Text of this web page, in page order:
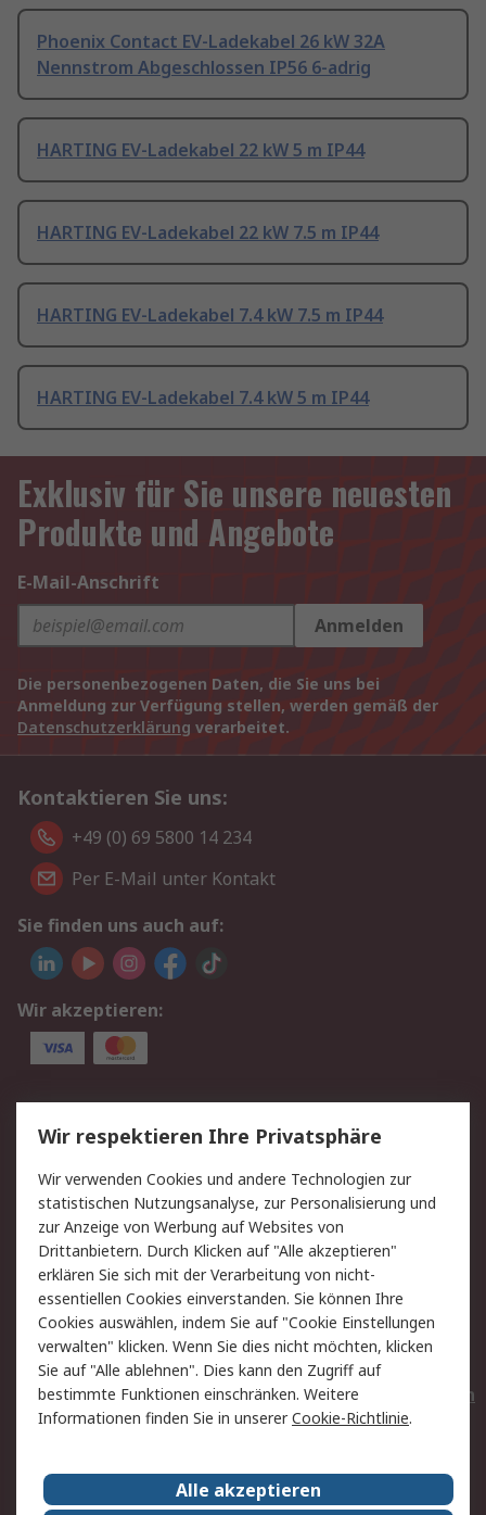
Phoenix Contact EV-Ladekabel 26 kW 32A
Nennstrom Abgeschlossen IP56 6-adrig
HARTING EV-Ladekabel 22 kW 5 m IP44
HARTING EV-Ladekabel 22 kW 7.5 m IP44
HARTING EV-Ladekabel 7.4 kW 7.5 m IP44
HARTING EV-Ladekabel 7.4 kW 5 m IP44
Exklusiv für Sie unsere neuesten
Produkte und Angebote
E-Mail-Anschrift
Anmelden
Die personenbezogenen Daten, die Sie uns bei
Anmeldung zur Verfügung stellen, werden gemäß der
Datenschutzerklärung verarbeitet.
Kontaktieren Sie uns:
+49 (0) 69 5800 14 234
Per E-Mail unter Kontakt
Sie finden uns auch auf:
Wir akzeptieren:
Service
Value Added Services
Lieferlösungen
Rücksendungen
Kontakt
Hilfe
Privatkunden
Rechtliches
AGB
Datenschutz
Cookie-Richtlinie
Zahlungsbedingungen
Copyright/Impressum
Entsorgung
Elektrogeräte/Batterien
RS weltweit
Wir respektieren Ihre Privatsphäre
Wir verwenden Cookies und andere Technologien zur
statistischen Nutzungsanalyse, zur Personalisierung und
zur Anzeige von Werbung auf Websites von
Drittanbietern. Durch Klicken auf "Alle akzeptieren"
erklären Sie sich mit der Verarbeitung von nicht-
essentiellen Cookies einverstanden. Sie können Ihre
Cookies auswählen, indem Sie auf "Cookie Einstellungen
verwalten" klicken. Wenn Sie dies nicht möchten, klicken
Sie auf "Alle ablehnen". Dies kann den Zugriff auf
bestimmte Funktionen einschränken. Weitere
Informationen finden Sie in unsererCookie-Richtlinie.
Alle akzeptieren